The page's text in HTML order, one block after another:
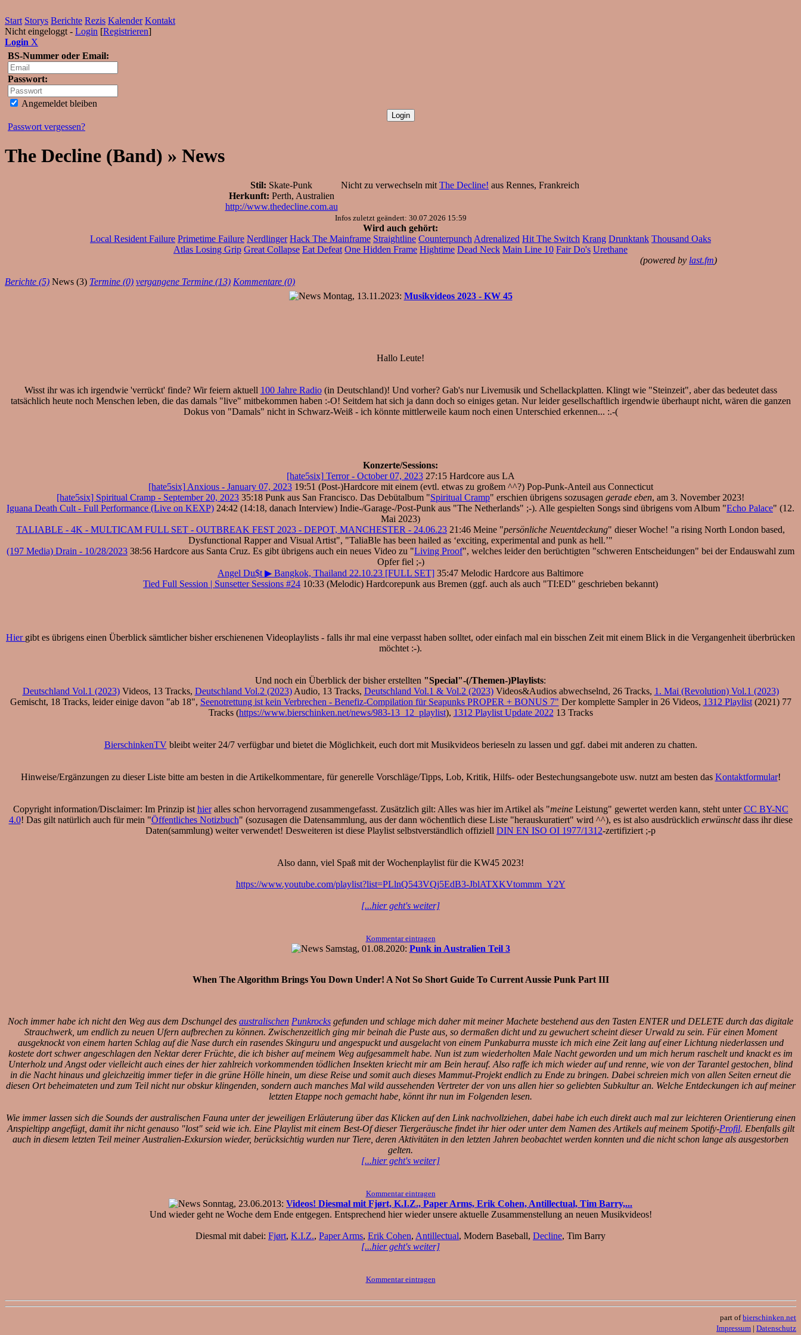
Start Storys Berichte Rezis Kalender Kontakt
Nicht eingeloggt - Login [Registrieren]
Login X
BS-Nummer oder Email:
Passwort:
Angemeldet bleiben
Passwort vergessen?
The Decline (Band) » News
Stil: Skate-Punk
Herkunft: Perth, Australien
http://www.thedecline.com.au
Nicht zu verwechseln mit The Decline! aus Rennes, Frankreich
Infos zuletzt geändert: 30.07.2026 15:59
Wird auch gehört:
Local Resident Failure Primetime Failure Nerdlinger Hack The Mainframe Straightline Counterpunch Adrenalized Hit The Switch Krang Drunktank Thousand Oaks
Atlas Losing Grip Great Collapse Eat Defeat One Hidden Frame Hightime Dead Neck Main Line 10 Fair Do's Urethane
(powered by last.fm)
Berichte (5) News (3) Termine (0) vergangene Termine (13) Kommentare (0)
Montag, 13.11.2023: Musikvideos 2023 - KW 45
Hallo Leute!
Wisst ihr was ich irgendwie 'verrückt' finde? Wir feiern aktuell 100 Jahre Radio(in Deutschland)! Und vorher? Gab's nur Livemusik und Schellackplatten. Klingt wie "Steinzeit", aber das bedeutet dass
tatsächlich heute noch Menschen leben, die das damals "live" mitbekommen haben :-O! Seitdem hat sich ja dann doch so einiges getan. Nur leider gesellschaftlich irgendwie überhaupt nicht, wären die ganzen
Dokus von "Damals" nicht in Schwarz-Weiß - ich könnte mittlerweile kaum noch einen Unterschied erkennen... :.-(
Konzerte/Sessions:
[hate5six] Terror - October 07, 202327:15 Hardcore aus LA
[hate5six] Anxious - January 07, 202319:51 (Post-)Hardcore mit einem (evtl. etwas zu großem ^^?) Pop-Punk-Anteil aus Connecticut
[hate5six] Spiritual Cramp - September 20, 2023 35:18 Punk aus San Francisco. Das Debütalbum "Spiritual Cramp" erschien übrigens sozusagen gerade eben, am 3. November 2023!
Iguana Death Cult - Full Performance (Live on KEXP) 24:42 (14:18, danach Interview) Indie-/Garage-/Post-Punk aus "The Netherlands" ;-). Alle gespielten Songs sind übrigens vom Album "Echo Palace" (12.
Mai 2023)
TALIABLE - 4K - MULTICAM FULL SET - OUTBREAK FEST 2023 - DEPOT, MANCHESTER - 24.06.23 21:46 Meine "persönliche Neuentdeckung" dieser Woche! "a rising North London based,
Dysfunctional Rapper and Visual Artist", "TaliaBle has been hailed as ‘exciting, experimental and punk as hell.’"
(197 Media) Drain - 10/28/2023 38:56 Hardcore aus Santa Cruz. Es gibt übrigens auch ein neues Video zu "Living Proof", welches leider den berüchtigten "schweren Entscheidungen" bei der Endauswahl zum
Opfer fiel ;-)
Angel Du$t ▶ Bangkok, Thailand 22.10.23 [FULL SET] 35:47 Melodic Hardcore aus Baltimore
Tied Full Session | Sunsetter Sessions #24 10:33 (Melodic) Hardcorepunk aus Bremen (ggf. auch als auch "TI:ED" geschrieben bekannt)
Hier gibt es übrigens einen Überblick sämtlicher bisher erschienenen Videoplaylists - falls ihr mal eine verpasst haben solltet, oder einfach mal ein bisschen Zeit mit einem Blick in die Vergangenheit überbrücken
möchtet :-).
Und noch ein Überblick der bisher erstellten "Special"-(/Themen-)Playlists:
Deutschland Vol.1 (2023)Videos, 13 Tracks, Deutschland Vol.2 (2023)Audio, 13 Tracks, Deutschland Vol.1 & Vol.2 (2023)Videos&Audios abwechselnd, 26 Tracks, 1. Mai (Revolution) Vol.1 (2023)
Gemischt, 18 Tracks, leider einige davon "ab 18", Seenotrettung ist kein Verbrechen - Benefiz-Compilation für Seapunks PROPER + BONUS 7" Der komplette Sampler in 26 Videos, 1312 Playlist(2021) 77
Tracks (https://www.bierschinken.net/news/983-13_12_playlist), 1312 Playlist Update 2022 13 Tracks
BierschinkenTVbleibt weiter 24/7 verfügbar und bietet die Möglichkeit, euch dort mit Musikvideos berieseln zu lassen und ggf. dabei mit anderen zu chatten.
Hinweise/Ergänzungen zu dieser Liste bitte am besten in die Artikelkommentare, für generelle Vorschläge/Tipps, Lob, Kritik, Hilfs- oder Bestechungsangebote usw. nutzt am besten das Kontaktformular!
Copyright information/Disclaimer: Im Prinzip ist hieralles schon hervorragend zusammengefasst. Zusätzlich gilt: Alles was hier im Artikel als "meineLeistung" gewertet werden kann, steht unterCC BY-NC
4.0! Das gilt natürlich auch für mein "Öffentliches Notizbuch" (sozusagen die Datensammlung, aus der dann wöchentlich diese Liste "herauskuratiert" wird ^^), es ist also ausdrücklich erwünschtdass ihr diese
Daten(sammlung) weiter verwendet! Desweiteren ist diese Playlist selbstverständlich offiziell DIN EN ISO OI 1977/1312-zertifiziert ;-p
Also dann, viel Spaß mit der Wochenplaylist für die KW45 2023!
https://www.youtube.com/playlist?list=PLlnQ543VQj5EdB3-JblATXKVtommm_Y2Y
[...hier geht's weiter]
Kommentar eintragen
Samstag, 01.08.2020: Punk in Australien Teil 3
When The Algorithm Brings You Down Under! A Not So Short Guide To Current Aussie Punk Part III
Noch immer habe ich nicht den Weg aus dem Dschungel des australischen Punkrocks gefunden und schlage mich daher mit meiner Machete bestehend aus den Tasten ENTER und DELETE durch das digitale
Strauchwerk, um endlich zu neuen Ufern aufbrechen zu können. Zwischenzeitlich ging mir beinah die Puste aus, so dermaßen dicht und zu gewuchert scheint dieser Urwald zu sein. Für einen Moment
ausgeknockt von einem harten Schlag auf die Nase durch ein rasendes Skinguru und angespuckt und ausgelacht von einem Punkaburra musste ich mich eine Zeit lang auf einer Lichtung niederlassen und
kostete dort schwer angeschlagen den Nektar derer Früchte, die ich bisher auf meinem Weg aufgesammelt habe. Nun ist zum wiederholten Male Nacht geworden und um mich herum raschelt und knackt es im
Unterholz und Angst oder vielleicht auch eines der hier zahlreich vorkommenden tödlichen Insekten kriecht mir am Bein herauf. Also raffe ich mich wieder auf und renne, wie von der Tarantel gestochen, blind
in die Nacht hinaus und gleichzeitig immer tiefer in die grüne Hölle hinein, um diese Reise und somit auch dieses Mammut-Projekt endlich zu Ende zu bringen. Dabei schreien mich von allen Seiten erneut die
diesen Ort beheimateten und zum Teil nicht nur obskur klingenden, sondern auch manches Mal wild aussehenden Vertreter der von uns allen hier so geliebten Subkultur an. Welche Entdeckungen ich auf meiner
letzten Etappe noch gemacht habe, könnt ihr nun im Folgenden lesen.
Wie immer lassen sich die Sounds der australischen Fauna unter der jeweiligen Erläuterung über das Klicken auf den Link nachvollziehen, dabei habe ich euch direkt auch mal zur leichteren Orientierung einen
Anspieltipp angefügt, damit ihr nicht genauso "lost" seid wie ich. Eine Playlist mit einem Best-Of dieser Tiergeräusche findet ihr hier oder unter dem Namen des Artikels auf meinem Spotify-Profil. Ebenfalls gilt
auch in diesem letzten Teil meiner Australien-Exkursion wieder, berücksichtig wurden nur Tiere, deren Aktivitäten in den letzten Jahren beobachtet werden konnten und die nicht schon lange als ausgestorben
gelten.
[...hier geht's weiter]
Kommentar eintragen
Sonntag, 23.06.2013: Videos! Diesmal mit Fjørt, K.I.Z., Paper Arms, Erik Cohen, Antillectual, Tim Barry,...
Und wieder geht ne Woche dem Ende entgegen. Entsprechend hier wieder unsere aktuelle Zusammenstellung an neuen Musikvideos!
Diesmal mit dabei: Fjørt, K.I.Z., Paper Arms, Erik Cohen, Antillectual, Modern Baseball, Decline, Tim Barry
[...hier geht's weiter]
Kommentar eintragen
part ofbierschinken.net
Impressum | Datenschutz